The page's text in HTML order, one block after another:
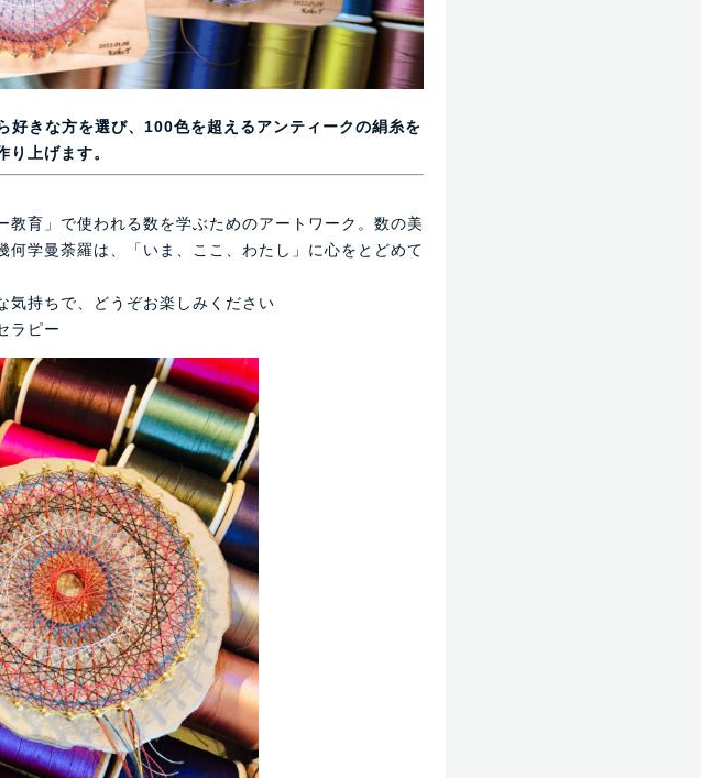
好きな方を選び、100色を超えるアンティークの絹糸を
上げます。
教育」で使われる数を学ぶためのアートワーク。数の美
何学曼荼羅は、「いま、ここ、わたし」に心をとどめて
気持ちで、どうぞお楽しみください
ラピー